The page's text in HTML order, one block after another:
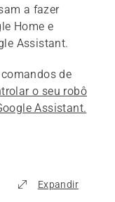
a fazer
Home e
Assistant.
de
o seu robô
Assistant.
Expandir